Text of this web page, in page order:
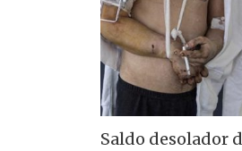
Saldo desolador